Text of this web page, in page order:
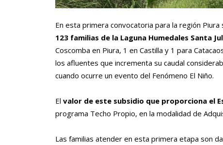
En esta primera convocatoria para la región Piura
123 familias de la Laguna Humedales Santa
Coscomba en Piura, 1 en Castilla y 1 para
los afluentes que incrementa su caudal
cuando ocurre un evento del Fenómeno El Niño.
El valor de este subsidio que proporciona el
programa Techo Propio, en la modalidad de
Las familias atender en esta primera etapa son